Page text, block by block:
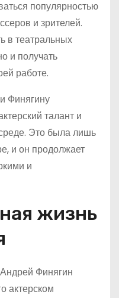
популярностью
и зрителей.
в театральных
и получать
работе.
Финягину
талант и
Это была лишь
и он продолжает
и
жизнь
Финягин
актерском